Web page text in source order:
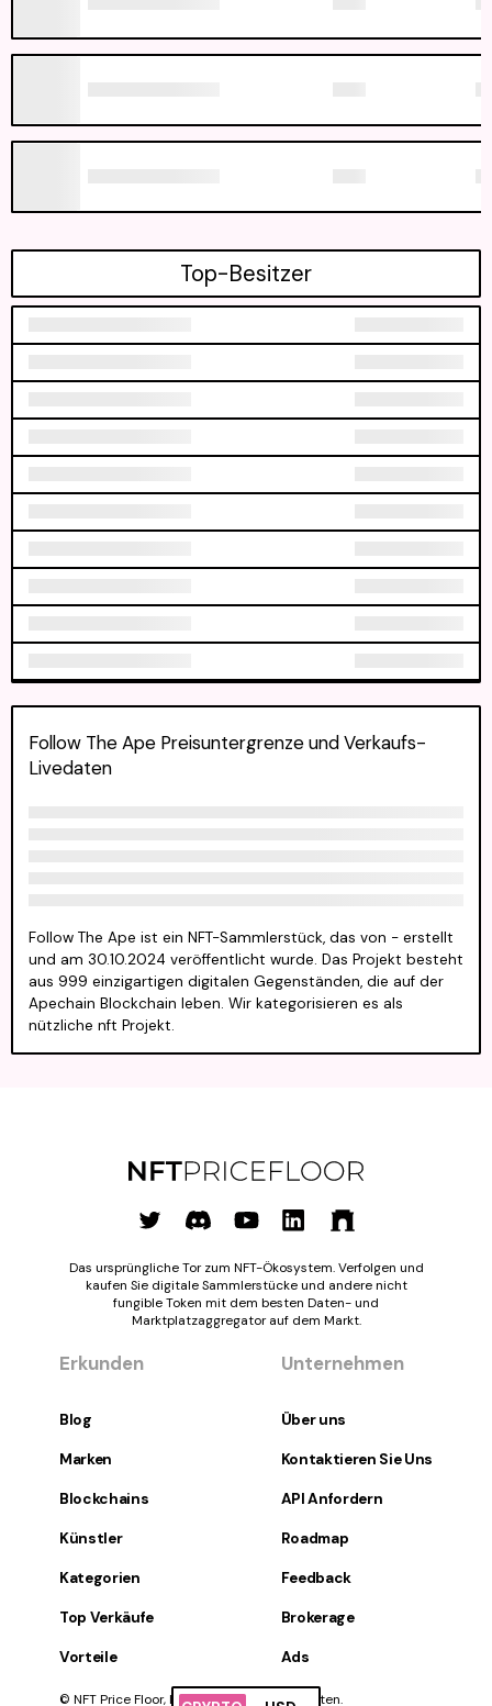
Follow The Ape Preisuntergrenze und Verkaufs-
Livedaten
Follow The Ape ist ein NFT-Sammlerstück, das von - erstellt
und am 30.10.2024 veröffentlicht wurde. Das Projekt besteht
aus 999 einzigartigen digitalen Gegenständen, die auf der
Apechain Blockchain leben. Wir kategorisieren es als
nützliche nft Projekt.
Top-Besitzer
Das ursprüngliche Tor zum NFT-Ökosystem. Verfolgen und
kaufen Sie digitale Sammlerstücke und andere nicht
fungible Token mit dem besten Daten- und
Marktplatzaggregator auf dem Markt.
Erkunden
Blog
Marken
Blockchains
Künstler
Kategorien
Top Verkäufe
Vorteile
Unternehmen
Über uns
Kontaktieren Sie Uns
API Anfordern
Roadmap
Feedback
Brokerage
Ads
© NFT Price Floor, Inc. Alle Rechte vorbehalten.